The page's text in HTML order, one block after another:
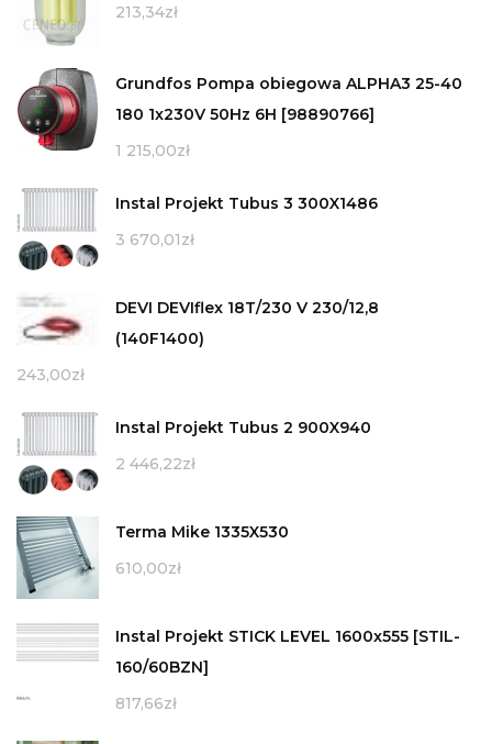
213,34zł
Grundfos Pompa obiegowa ALPHA3 25-40
180 1x230V 50Hz 6H [98890766]
1 215,00zł
Instal Projekt Tubus 3 300X1486
3 670,01zł
DEVI DEVIflex 18T/230 V 230/12,8
(140F1400)
243,00zł
Instal Projekt Tubus 2 900X940
2 446,22zł
Terma Mike 1335X530
610,00zł
Instal Projekt STICK LEVEL 1600x555 [STIL-
160/60BZN]
817,66zł